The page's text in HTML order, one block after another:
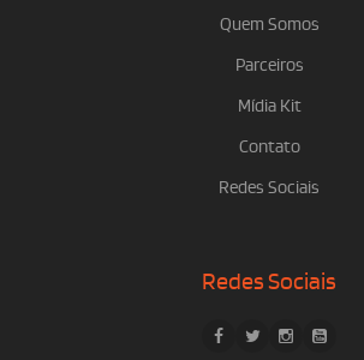
Quem Somos
Parceiros
Mídia Kit
Contato
Redes Sociais
Redes Sociais